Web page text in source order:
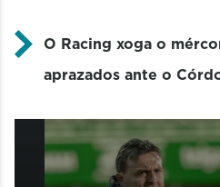
O Racing xoga o
aprazados ante o